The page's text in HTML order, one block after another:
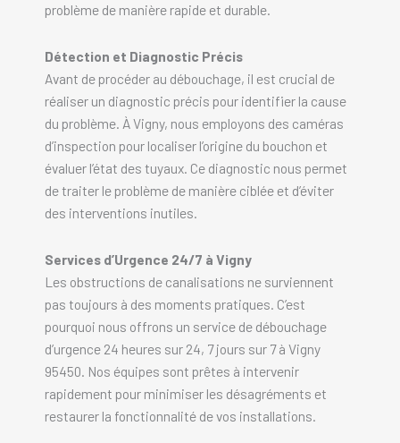
problème de manière rapide et durable.
Détection et Diagnostic Précis
Avant de procéder au débouchage, il est crucial de
réaliser un diagnostic précis pour identifier la cause
du problème. À Vigny, nous employons des caméras
d’inspection pour localiser l’origine du bouchon et
évaluer l’état des tuyaux. Ce diagnostic nous permet
de traiter le problème de manière ciblée et d’éviter
des interventions inutiles.
Services d’Urgence 24/7 à Vigny
Les obstructions de canalisations ne surviennent
pas toujours à des moments pratiques. C’est
pourquoi nous offrons un service de débouchage
d’urgence 24 heures sur 24, 7 jours sur 7 à Vigny
95450. Nos équipes sont prêtes à intervenir
rapidement pour minimiser les désagréments et
restaurer la fonctionnalité de vos installations.